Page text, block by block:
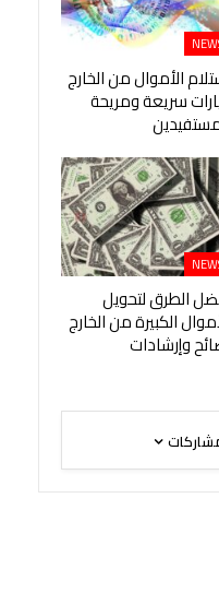
الأموال من الخارج
سريعة ومريحة
الطرق لتحويل
الكبيرة من الخارج
وإرشادات